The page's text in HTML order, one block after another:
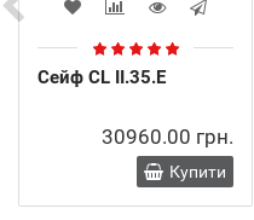
Сейф CL II.35.E
30960.00 грн.
Купити